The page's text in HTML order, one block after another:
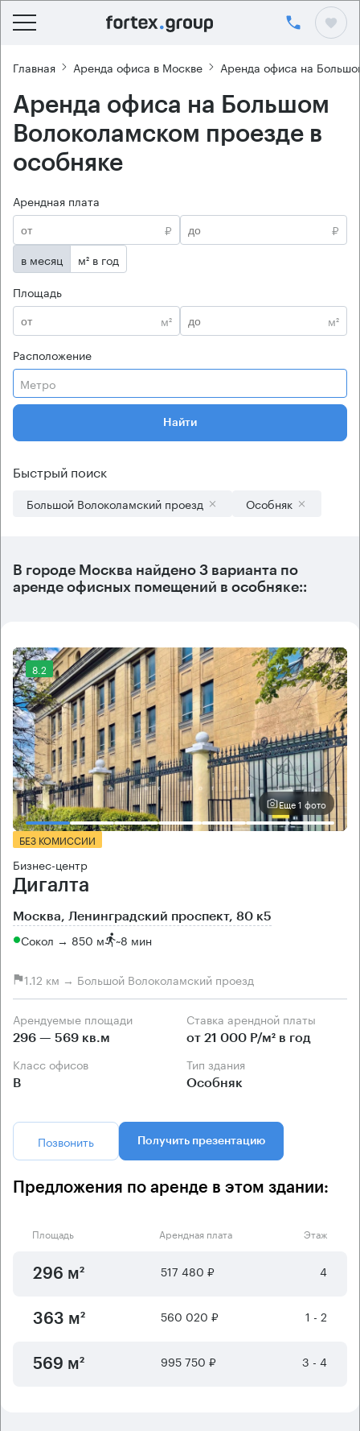
Главная Аренда офиса в Москве Аренда офиса на
Аренда офиса на Большом
Волоколамском проезде в
особняке
Арендная плата
₽
₽
в месяц
м² в год
Площадь
м²
м²
Расположение
Метро
Найти
Быстрый поиск
Большой Волоколамский проезд Особняк
В городе Москва найдено 3 варианта по
аренде офисных помещений в особняке::
8.2
Еще 1 фото
БЕЗ КОМИССИИ
Бизнес-центр
Дигалта
Москва, Ленинградский проспект, 80 к5
Сокол → 850 м ~8 мин
1.12 км → Большой Волоколамский проезд
Арендуемые площади
296 — 569 кв.м
Ставка арендной платы
от 21 000 Р/м² в год
Класс офисов
B
Тип здания
Особняк
Позвонить Получить презентацию
Предложения по аренде в этом здании:
Площадь Арендная плата Этаж
296 м² 517 480 ₽ 4
363 м² 560 020 ₽ 1 - 2
569 м² 995 750 ₽ 3 - 4